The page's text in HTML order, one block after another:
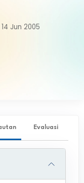
14 Jun 2005
Evaluasi